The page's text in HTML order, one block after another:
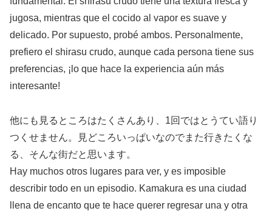
jugosa, mientras que el cocido al vapor es suave y
delicado. Por supuesto, probé ambos. Personalmente,
prefiero el shirasu crudo, aunque cada persona tiene sus
preferencias, ¡lo que hace la experiencia aún más
interesante!
他にも見るところはたくさんあり、1回ではとうてい語り
つくせません。見どころいっぱいなのでまた行きたくな
る、そんな街だと思います。
Hay muchos otros lugares para ver, y es imposible
describir todo en un episodio. Kamakura es una ciudad
llena de encanto que te hace querer regresar una y otra